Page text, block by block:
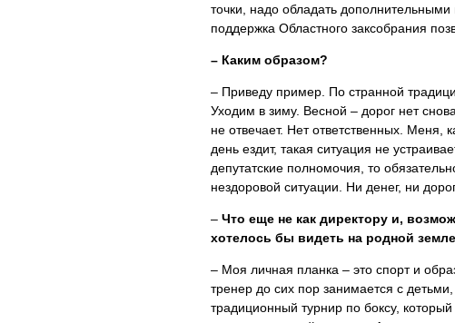
точки, надо обладать
поддержка Областного заксобрания
– Каким образом?
– Приведу пример. По странной
Уходим в зиму. Весной – дорог нет
не отвечает. Нет ответственных. Меня,
день ездит, такая ситуация не
депутатские полномочия, то
нездоровой ситуации. Ни денег, ни
– Что еще не как директору и,
хотелось бы видеть на родной
– Моя личная планка – это спорт и
тренер до сих пор занимается с
традиционный турнир по боксу,